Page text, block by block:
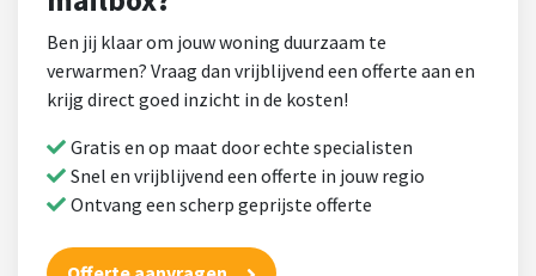
Ben jij klaar om jouw woning duurzaam te
verwarmen? Vraag dan vrijblijvend een offerte aan en
krijg direct goed inzicht in de kosten!
Gratis en op maat door echte specialisten
Snel en vrijblijvend een offerte in jouw regio
Ontvang een scherp geprijste offerte